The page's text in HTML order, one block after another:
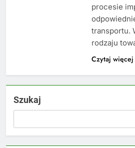
procesie
transportu.
rodzaju
Czytaj więcej
Szukaj